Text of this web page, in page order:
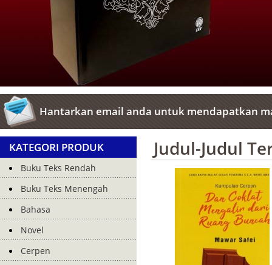
Hantarkan email anda untuk mendapatkan
KATEGORI PRODUK
Buku Teks Rendah
Buku Teks Menengah
Bahasa
Novel
Cerpen
Judul-Judul